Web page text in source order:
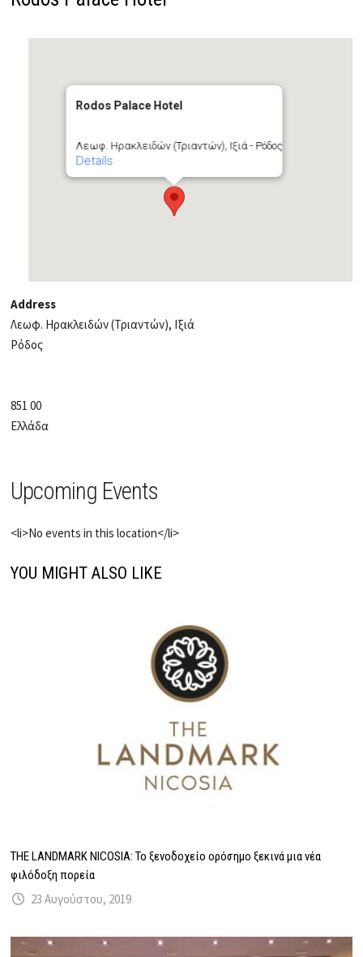
Rodos Palace Hotel
Λεωφ. Ηρακλειδών (Τριαντών), Ιξιά - Ρόδος
Details
Address
Λεωφ. Ηρακλειδών (Τριαντών), Ιξιά
Ρόδος
851 00
Ελλάδα
Upcoming Events
<li>No events in this location</li>
YOU MIGHT ALSO LIKE
THE LANDMARK NICOSIA: Το ξενοδοχείο ορόσημο ξεκινά μια νέα
φιλόδοξη πορεία
23 Αυγούστου, 2019